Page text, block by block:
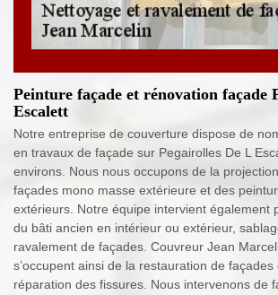
Peinture façade et rénovation façade
Escalett
Notre entreprise de couverture dispose de
en travaux de façade sur Pegairolles De L
environs. Nous nous occupons de la
façades mono masse extérieure et des
extérieurs. Notre équipe intervient également
du bâti ancien en intérieur ou extérieur,
ravalement de façades. Couvreur Jean
s’occupent ainsi de la restauration de
réparation des fissures. Nous intervenons de